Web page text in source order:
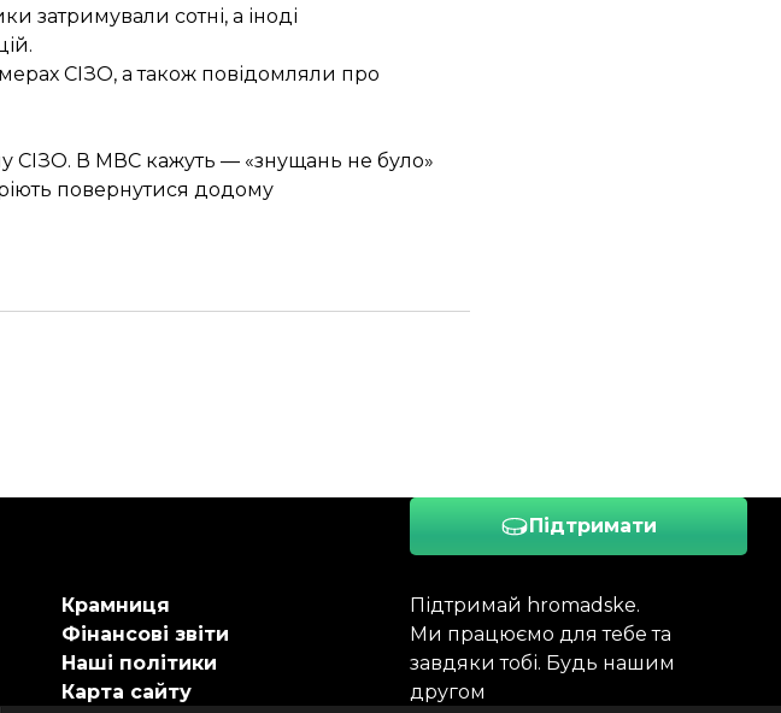
затримували сотні, а іноді
СІЗО, а також повідомляли про
СІЗО. В МВС кажуть — «знущань не було»
повернутися додому
Підтримати
Підтримай hromadske.
Ми працюємо для тебе та
завдяки тобі. Будь нашим
другом
Крамниця
Фінансові звіти
Наші політики
Карта сайту